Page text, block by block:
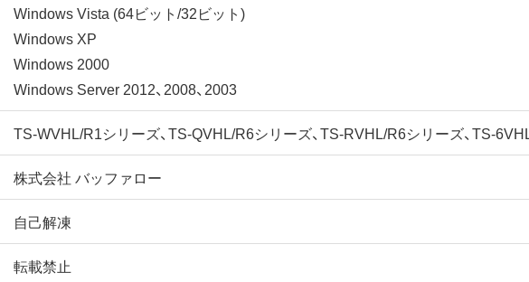
Windows Vista (64ビット/32ビット)
Windows XP
Windows 2000
Windows Server 2012、2008、2003
TS-WVHL/R1シリーズ、TS-QVHL/R6シリーズ、TS-RVHL/R6シリーズ、TS-
株式会社 バッファロー
自己解凍
転載禁止